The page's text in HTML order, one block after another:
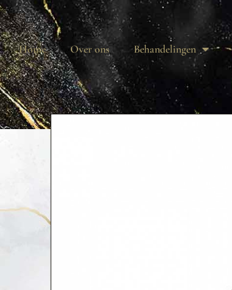
Home Over ons Behandelingen